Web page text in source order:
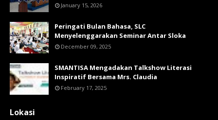
January 15, 2026
Peringati Bulan Bahasa, SLC
Menyelenggarakan Seminar Antar Sloka
December 09, 2025
SMANTISA Mengadakan Talkshow Literasi
Inspiratif Bersama Mrs. Claudia
February 17, 2025
Lokasi